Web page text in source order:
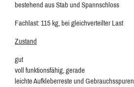
bestehend aus Stab und Spannschloss
Fachlast: 115 kg, bei gleichverteilter Last
Zustand
gut
voll funktionsfähig, gerade
leichte Aufkleberreste und